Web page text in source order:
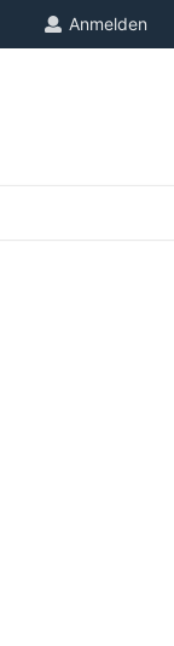
Anmelden